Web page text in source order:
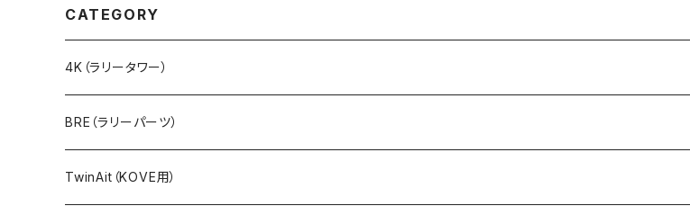
CATEGORY
4K（ラリータワー）
ラリーキット（ステムマウント）
アルミ製
ラリーキットPRO（フレームマウント）
BRE（ラリーパーツ）
TwinAit（KOVE用）